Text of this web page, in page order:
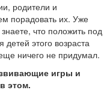
родители и
порадовать их. Уже
что положить под
этого возраста
ничего не придумал.
игры и
этом.